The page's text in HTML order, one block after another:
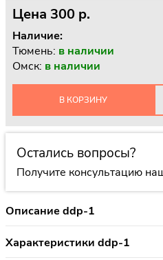
Цена 300 p.
Наличие:
Тюмень: в наличии
Омск: в наличии
В КОРЗИНУ
Остались вопросы?
Получите консультацию
Описание ddp-1
Характеристики ddp-1